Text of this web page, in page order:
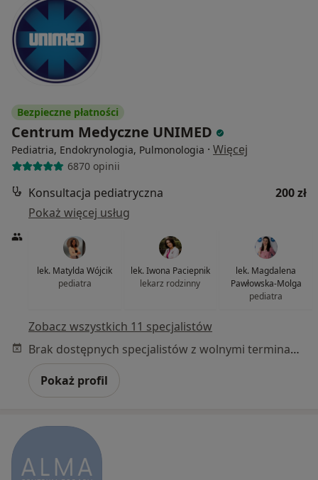
Bezpieczne płatności
Centrum Medyczne UNIMED
Pediatria, Endokrynologia, Pulmonologia · Więcej
6870 opinii
Konsultacja pediatryczna
200 zł
Pokaż więcej usług
lek. Matylda Wójcik
pediatra
lek. Iwona Paciepnik
lekarz rodzinny
lek. Magdalena
Pawłowska-Molga
pediatra
Zobacz wszystkich 11 specjalistów
Brak dostępnych specjalistów z wolnymi terminami w tym centrum medycznym.
Pokaż profil